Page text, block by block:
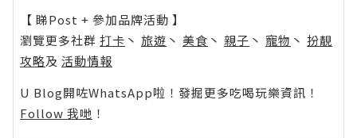
【 睇Post + 參加品牌活動 】
瀏覽更多社群 打卡 丶 旅遊 丶 美食 丶 親子 丶 寵物 丶 扮靚
攻略及 活動情報
U Blog開咗WhatsApp啦！發掘更多吃喝玩樂資訊！
Follow 我哋 ！